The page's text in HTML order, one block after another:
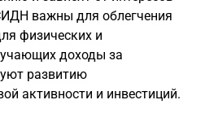
важны для облегчения
физических и
доходы за
развитию
активности и инвестиций.